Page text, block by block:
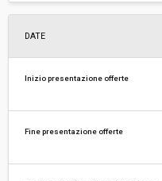
DATE
Inizio presentazione offerte
Fine presentazione offerte